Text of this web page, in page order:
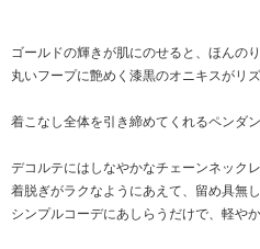
ゴールドの輝きが肌にのせると、ほんのり
丸いフープに艶めく漆黒のオニキスがリ
着こなし全体を引き締めてくれるペンダン
デコルテにはしなやかなチェーンネックレ
着脱ぎがラクなようにあえて、留め具無
シンプルコーデにあしらうだけで、軽や